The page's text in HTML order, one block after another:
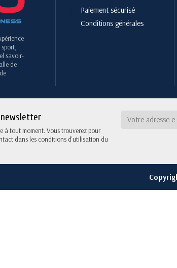
savoir-
de
Paiement sécurisé
Conditions générales
à tout moment. Vous trouverez pour
dans les conditions d'utilisation du